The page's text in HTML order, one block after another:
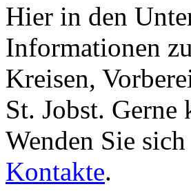
Hier in den
Informationen
Kreisen,
St. Jobst. Gerne
Wenden Sie
Kontakte.